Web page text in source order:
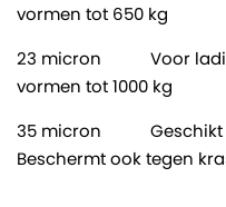
vormen tot 650 kg
23 micron Voor
vormen tot 1000 kg
35 micron Geschikt
Beschermt ook tegen